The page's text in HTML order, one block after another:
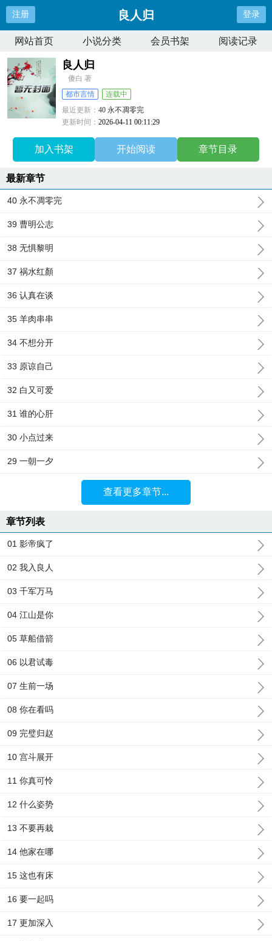
注册 良人归 登录
网站首页 小说分类 会员书架 阅读记录
良人归
傻白 著
都市言情
连载中
最近更新：40 永不凋零完
更新时间：2026-04-11 00:11:29
加入书架 开始阅读 章节目录
最新章节
40 永不凋零完
39 曹明公志
38 无惧黎明
37 祸水红顏
36 认真在谈
35 羊肉串串
34 不想分开
33 原谅自己
32 白又可爱
31 谁的心肝
30 小点过来
29 一朝一夕
查看更多章节...
章节列表
01 影帝疯了
02 我入良人
03 千军万马
04 江山是你
05 草船借箭
06 以君试毒
07 生前一场
08 你在看吗
09 完璧归赵
10 宫斗展开
11 你真可怜
12 什么姿势
13 不要再栽
14 他家在哪
15 这也有床
16 要一起吗
17 更加深入